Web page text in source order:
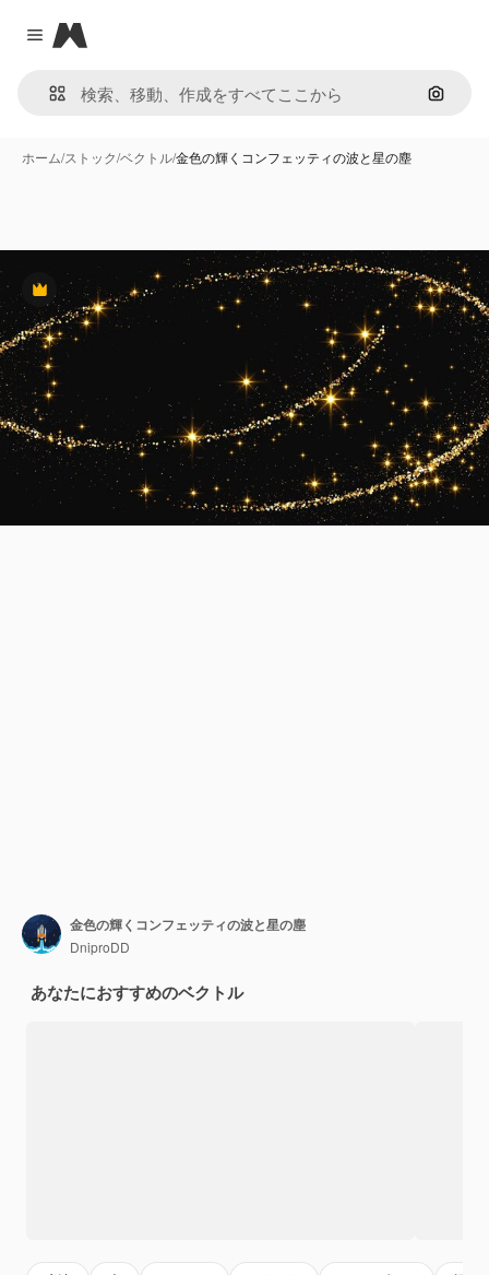
Close menu
Magnific
画像で
ホーム/ストック/ベクトル/金色の輝くコンフェッティの波と星の塵
Premium
金色の輝くコンフェッティの波と星の塵
DniproDD
あなたにおすすめのベクトル